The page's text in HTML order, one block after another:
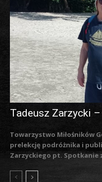
Tadeusz Zarzycki
Towarzystwo Miłośników
prelekcję podróżnika i